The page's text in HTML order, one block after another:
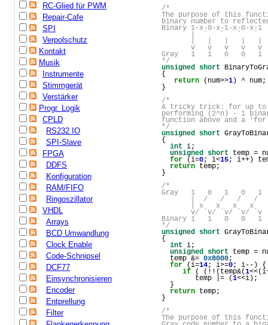
RC-Glied für PWM
Repair-Cafe
SPI
Verpolschutz
Kontakt
Musik
Instrumente
Stimmgerät
Verstärker
Progr. Logik
CPLD
RS232 IO
SPI-Slave
FPGA
DDFS
Konfiguration
RAM/FIFO
Ringoszillator
VHDL
Arrays
BCD Umwandlung
Clock Enable
Code-Schnipsel
DCF77
Einsynchronisieren
Encoder
Entprellung
Filter
/*
The purpose of this
binary number to
Binary 1-x-0-x-1-x-0-x-1
       |  `   `   `   `
v   v   v   v   v
Gray   1   1   0   0   1
*/
unsigned
short
{
return (num>>1) ^ num;
}
/*
A tricky trick: for up to
performing (2^n) - 1
function above and a
*/
unsigned
short
{
int i;
unsigned
short temp =
for (i=0; i<15; i++)
return temp;
}
/*
Gray   1   0   1   0   1
       |  /   /   /   /
| x   x   x   x
v/ `v/ `v/ `v/ `v
Binary 1   1   0   0
*/
unsigned
short
{
int i;
unsigned
short temp =
  temp &=
0x8000;
for (i=14; i>=0; i--) {
if ( (!!(temp&(1
        temp |= (
1<<i);
  }
return temp;
}
/*
The purpose of this